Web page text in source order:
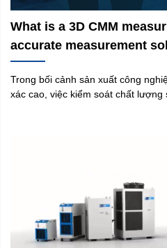
What is a 3D CMM
accurate measurement
Trong bối cảnh sản xuất công
xác cao, việc kiểm soát chất lượng
chúng tôi nhận thấy rằng nhu cầu về máy đo 3D , máy đo
chính xác, điện tử, ô tô và khuôn
doanh nghiệp nào cũng hiểu rõ
chọn thiết bị phù hợp. Bài viết này